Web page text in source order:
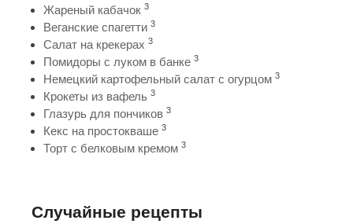
Жареный кабачок 3
Веганские спагетти 3
Салат на крекерах 3
Помидоры с луком в банке 3
Немецкий картофельный салат с огурцом 3
Крокеты из вафель 3
Глазурь для пончиков 3
Кекс на простокваше 3
Торт с белковым кремом 3
Случайные рецепты